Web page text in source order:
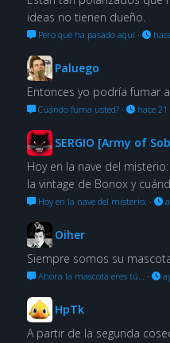
ideas no tienen dueño.
Pero qué ha pasado aquí·
Paluego
Entonces yo podría fumar
Cuándo fuma usted?· hace 21
SERGIO [Army of
Hoy en la nave del
la vintage de Bonox y
Hoy en la nave del misterio: ·
Oiher
Siempre somos su
Ahora la mascota eres tú… ·
HpTk
A partir de la segunda